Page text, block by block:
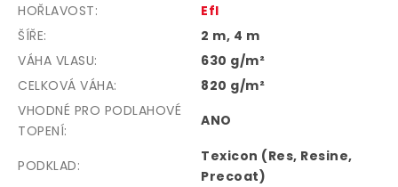
HOŘLAVOST:
Efl
ŠÍŘE:
2 m, 4 m
VÁHA VLASU:
630 g/m²
CELKOVÁ VÁHA:
820 g/m²
VHODNÉ PRO PODLAHOVÉ
TOPENÍ:
ANO
PODKLAD:
Texicon (Res, Resine,
Precoat)